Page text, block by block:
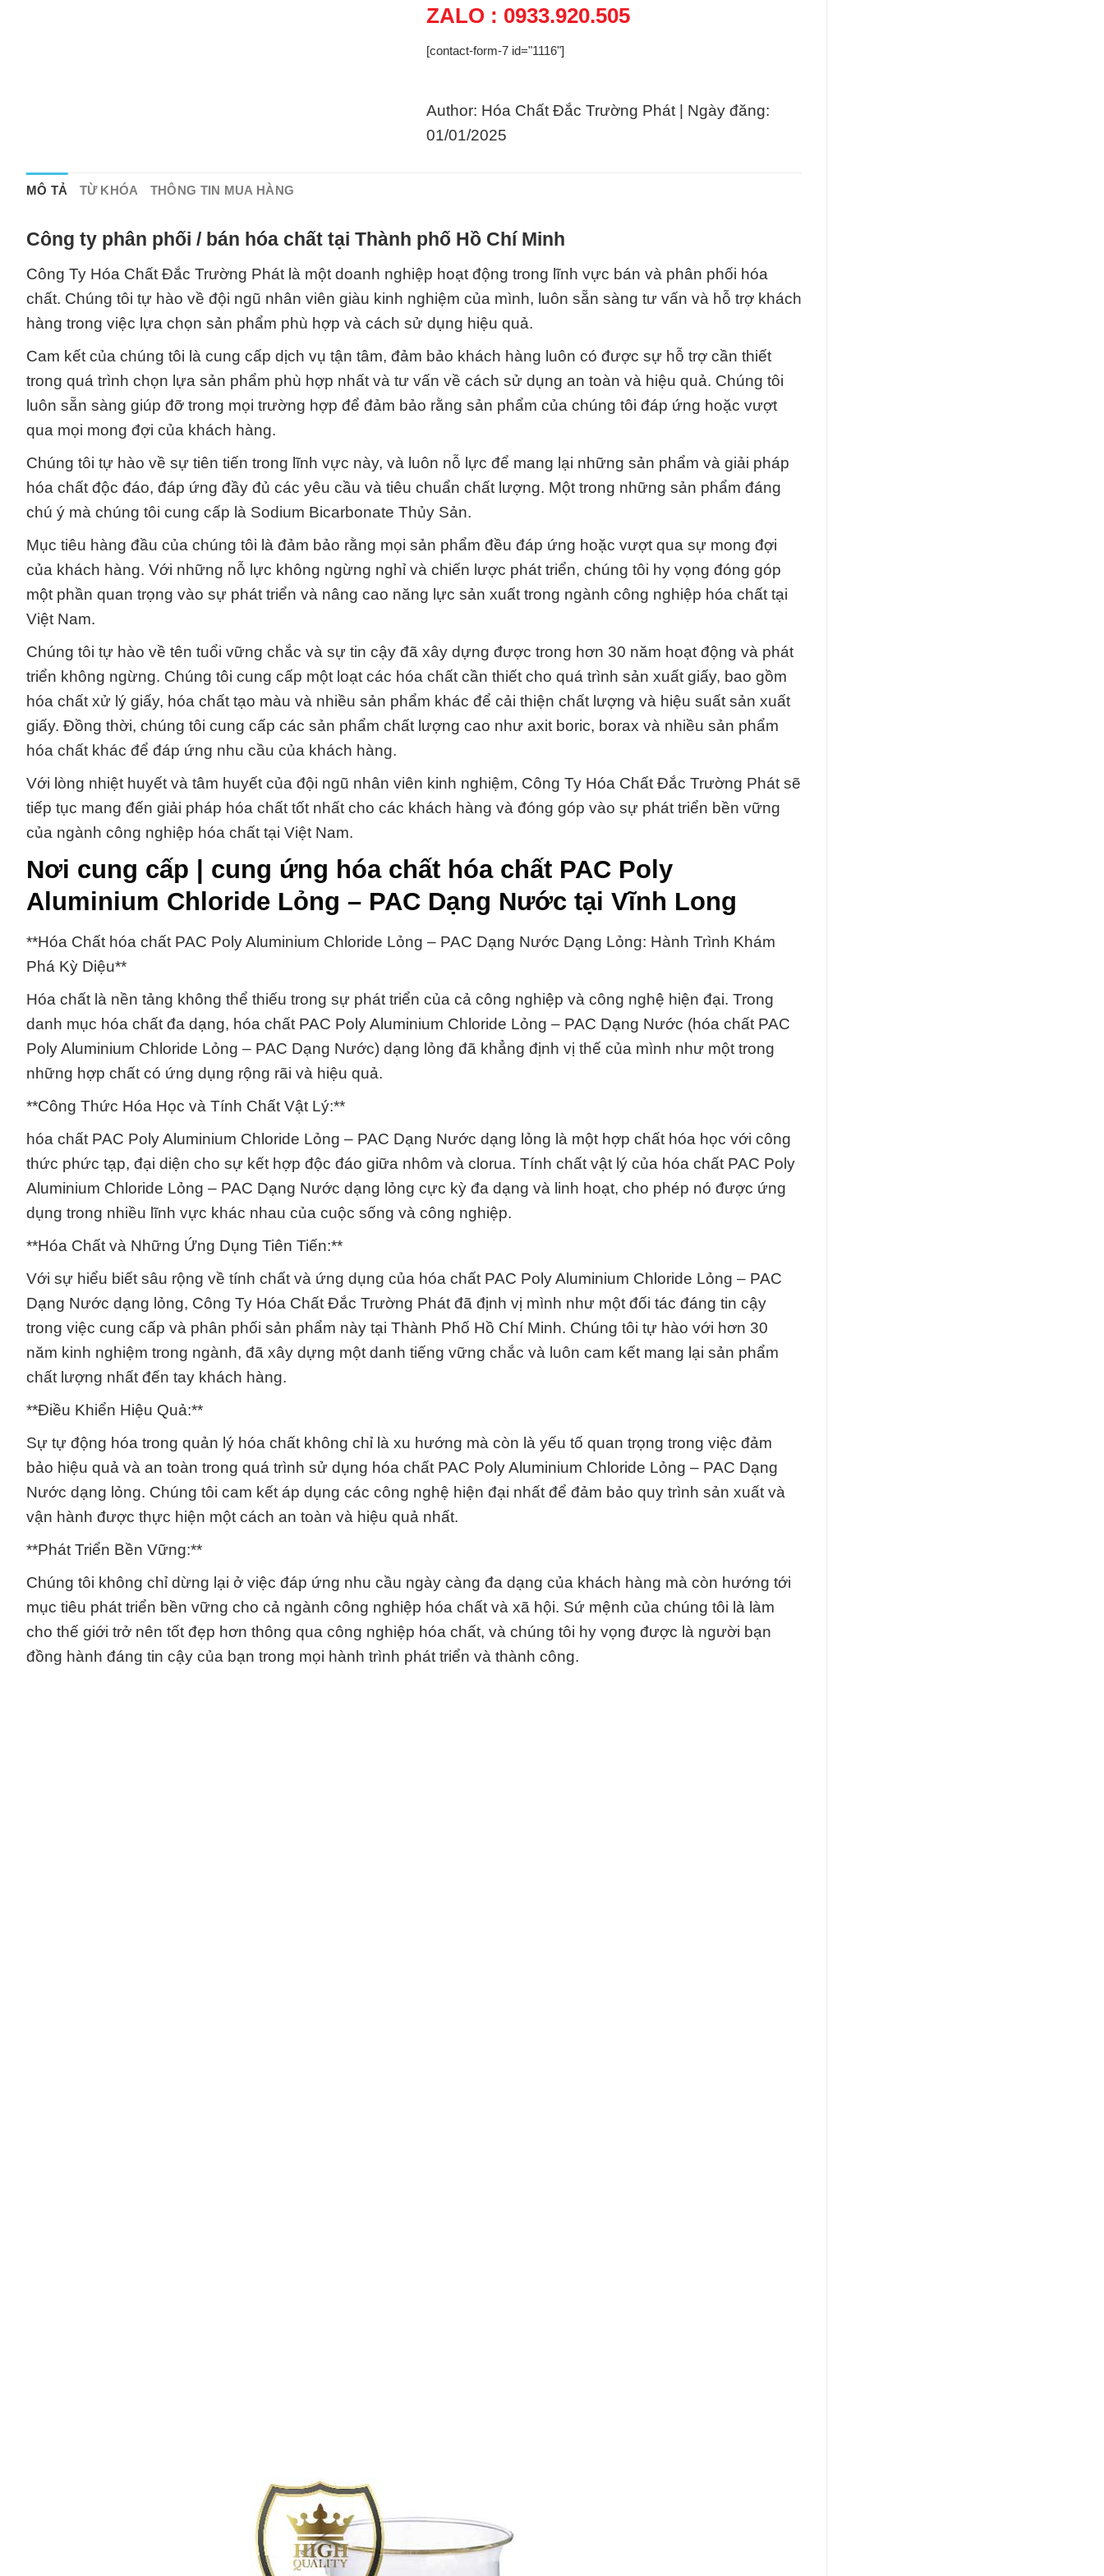
ZALO : 0933.920.505
[contact-form-7 id="1116"]
Author: Hóa Chất Đắc Trường Phát | Ngày đăng:
01/01/2025
MÔ TẢ TỪ KHÓA THÔNG TIN MUA HÀNG
Công ty phân phối / bán hóa chất tại Thành phố Hồ Chí Minh
Công Ty Hóa Chất Đắc Trường Phát là một doanh nghiệp hoạt động trong lĩnh vực bán và phân phối hóa
chất. Chúng tôi tự hào về đội ngũ nhân viên giàu kinh nghiệm của mình, luôn sẵn sàng tư vấn và hỗ trợ khách
hàng trong việc lựa chọn sản phẩm phù hợp và cách sử dụng hiệu quả.
Cam kết của chúng tôi là cung cấp dịch vụ tận tâm, đảm bảo khách hàng luôn có được sự hỗ trợ cần thiết
trong quá trình chọn lựa sản phẩm phù hợp nhất và tư vấn về cách sử dụng an toàn và hiệu quả. Chúng tôi
luôn sẵn sàng giúp đỡ trong mọi trường hợp để đảm bảo rằng sản phẩm của chúng tôi đáp ứng hoặc vượt
qua mọi mong đợi của khách hàng.
Chúng tôi tự hào về sự tiên tiến trong lĩnh vực này, và luôn nỗ lực để mang lại những sản phẩm và giải pháp
hóa chất độc đáo, đáp ứng đầy đủ các yêu cầu và tiêu chuẩn chất lượng. Một trong những sản phẩm đáng
chú ý mà chúng tôi cung cấp là Sodium Bicarbonate Thủy Sản.
Mục tiêu hàng đầu của chúng tôi là đảm bảo rằng mọi sản phẩm đều đáp ứng hoặc vượt qua sự mong đợi
của khách hàng. Với những nỗ lực không ngừng nghỉ và chiến lược phát triển, chúng tôi hy vọng đóng góp
một phần quan trọng vào sự phát triển và nâng cao năng lực sản xuất trong ngành công nghiệp hóa chất tại
Việt Nam.
Chúng tôi tự hào về tên tuổi vững chắc và sự tin cậy đã xây dựng được trong hơn 30 năm hoạt động và phát
triển không ngừng. Chúng tôi cung cấp một loạt các hóa chất cần thiết cho quá trình sản xuất giấy, bao gồm
hóa chất xử lý giấy, hóa chất tạo màu và nhiều sản phẩm khác để cải thiện chất lượng và hiệu suất sản xuất
giấy. Đồng thời, chúng tôi cung cấp các sản phẩm chất lượng cao như axit boric, borax và nhiều sản phẩm
hóa chất khác để đáp ứng nhu cầu của khách hàng.
Với lòng nhiệt huyết và tâm huyết của đội ngũ nhân viên kinh nghiệm, Công Ty Hóa Chất Đắc Trường Phát sẽ
tiếp tục mang đến giải pháp hóa chất tốt nhất cho các khách hàng và đóng góp vào sự phát triển bền vững
của ngành công nghiệp hóa chất tại Việt Nam.
Nơi cung cấp | cung ứng hóa chất hóa chất PAC Poly
Aluminium Chloride Lỏng – PAC Dạng Nước tại Vĩnh Long
**Hóa Chất hóa chất PAC Poly Aluminium Chloride Lỏng – PAC Dạng Nước Dạng Lỏng: Hành Trình Khám
Phá Kỳ Diệu**
Hóa chất là nền tảng không thể thiếu trong sự phát triển của cả công nghiệp và công nghệ hiện đại. Trong
danh mục hóa chất đa dạng, hóa chất PAC Poly Aluminium Chloride Lỏng – PAC Dạng Nước (hóa chất PAC
Poly Aluminium Chloride Lỏng – PAC Dạng Nước) dạng lỏng đã khẳng định vị thế của mình như một trong
những hợp chất có ứng dụng rộng rãi và hiệu quả.
**Công Thức Hóa Học và Tính Chất Vật Lý:**
hóa chất PAC Poly Aluminium Chloride Lỏng – PAC Dạng Nước dạng lỏng là một hợp chất hóa học với công
thức phức tạp, đại diện cho sự kết hợp độc đáo giữa nhôm và clorua. Tính chất vật lý của hóa chất PAC Poly
Aluminium Chloride Lỏng – PAC Dạng Nước dạng lỏng cực kỳ đa dạng và linh hoạt, cho phép nó được ứng
dụng trong nhiều lĩnh vực khác nhau của cuộc sống và công nghiệp.
**Hóa Chất và Những Ứng Dụng Tiên Tiến:**
Với sự hiểu biết sâu rộng về tính chất và ứng dụng của hóa chất PAC Poly Aluminium Chloride Lỏng – PAC
Dạng Nước dạng lỏng, Công Ty Hóa Chất Đắc Trường Phát đã định vị mình như một đối tác đáng tin cậy
trong việc cung cấp và phân phối sản phẩm này tại Thành Phố Hồ Chí Minh. Chúng tôi tự hào với hơn 30
năm kinh nghiệm trong ngành, đã xây dựng một danh tiếng vững chắc và luôn cam kết mang lại sản phẩm
chất lượng nhất đến tay khách hàng.
**Điều Khiển Hiệu Quả:**
Sự tự động hóa trong quản lý hóa chất không chỉ là xu hướng mà còn là yếu tố quan trọng trong việc đảm
bảo hiệu quả và an toàn trong quá trình sử dụng hóa chất PAC Poly Aluminium Chloride Lỏng – PAC Dạng
Nước dạng lỏng. Chúng tôi cam kết áp dụng các công nghệ hiện đại nhất để đảm bảo quy trình sản xuất và
vận hành được thực hiện một cách an toàn và hiệu quả nhất.
**Phát Triển Bền Vững:**
Chúng tôi không chỉ dừng lại ở việc đáp ứng nhu cầu ngày càng đa dạng của khách hàng mà còn hướng tới
mục tiêu phát triển bền vững cho cả ngành công nghiệp hóa chất và xã hội. Sứ mệnh của chúng tôi là làm
cho thế giới trở nên tốt đẹp hơn thông qua công nghiệp hóa chất, và chúng tôi hy vọng được là người bạn
đồng hành đáng tin cậy của bạn trong mọi hành trình phát triển và thành công.